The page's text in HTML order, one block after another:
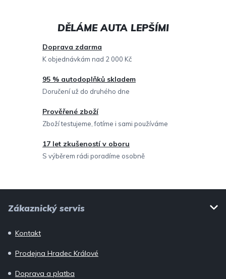
a
í
p
r
y
v
ý
Doprava zdarma
K objednávkám nad 2 000 Kč
95 % autodoplňků skladem
Doručení už do druhého dne
Prověřené zboží
Zboží testujeme, fotíme i sami používáme
17 let zkušeností v oboru
S výběrem rádi poradíme osobně
Zákaznický servis
Kontakt
Prodejna Hradec Králové
Doprava a platba